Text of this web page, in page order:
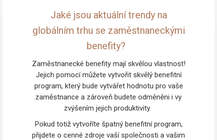
Jaké jsou aktuální trendy na
globálním trhu se zaměstnaneckými
benefity?
Zaměstnanecké benefity mají skvělou vlastnost!
Jejich pomocí můžete vytvořit skvělý benefitní
program, který bude vytvářet hodnotu pro vaše
zaměstnance a zároveň budete odměněni i vy
zvýšením jejich produktivity.
Pokud totiž vytvoříte špatný benefitní program,
přijdete o cenné zdroje vaší společnosti a vašim